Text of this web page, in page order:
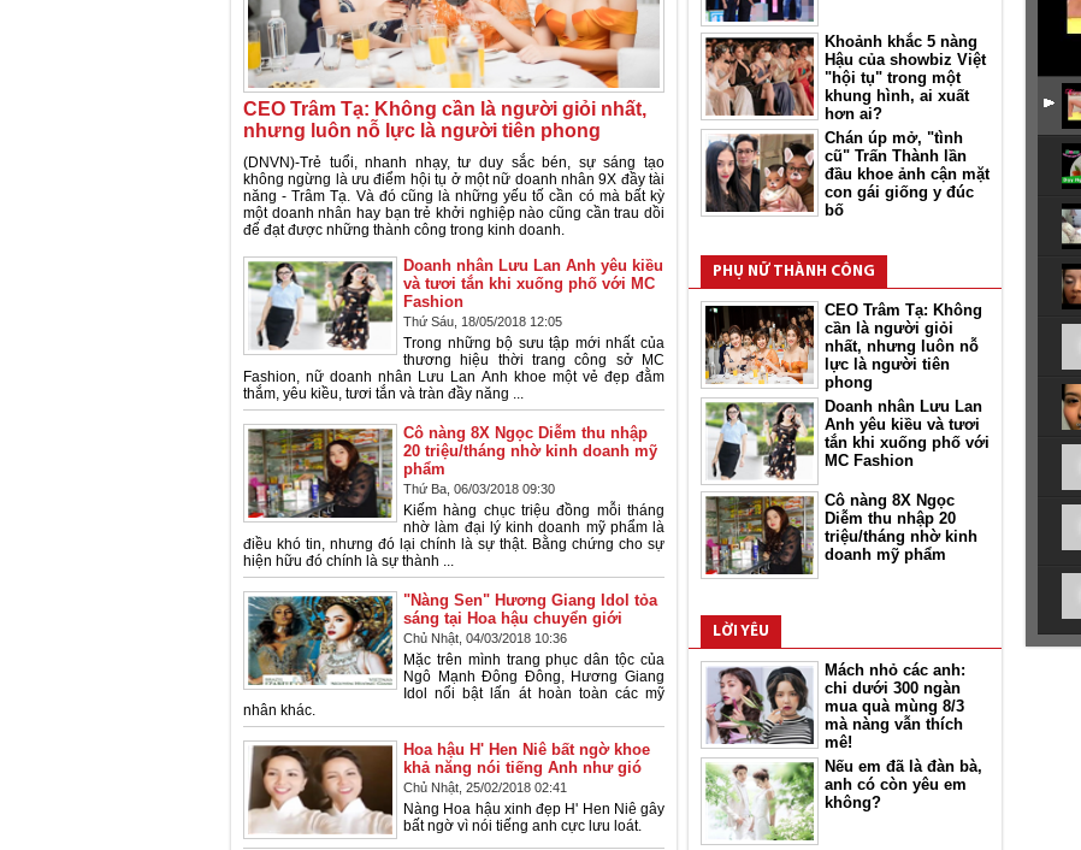
CEO Trâm Tạ: Không cần là người giỏi nhất,
nhưng luôn nỗ lực là người tiên phong
(DNVN)-Trẻ tuổi, nhanh nhạy, tư duy sắc bén, sự sáng tạo
không ngừng là ưu điểm hội tụ ở một nữ doanh nhân 9X đầy tài
năng - Trâm Tạ. Và đó cũng là những yếu tố cần có mà bất kỳ
một doanh nhân hay bạn trẻ khởi nghiệp nào cũng cần trau dồi
để đạt được những thành công trong kinh doanh.
Doanh nhân Lưu Lan Anh yêu kiều
và tươi tắn khi xuống phố với MC
Fashion
Thứ Sáu, 18/05/2018 12:05
Trong những bộ sưu tập mới nhất của
thương hiệu thời trang công sở MC
Fashion, nữ doanh nhân Lưu Lan Anh khoe một vẻ đẹp đằm
thắm, yêu kiều, tươi tắn và tràn đầy năng ...
Cô nàng 8X Ngọc Diễm thu nhập
20 triệu/tháng nhờ kinh doanh mỹ
phẩm
Thứ Ba, 06/03/2018 09:30
Kiếm hàng chục triệu đồng mỗi tháng
nhờ làm đại lý kinh doanh mỹ phẩm là
điều khó tin, nhưng đó lại chính là sự thật. Bằng chứng cho sự
hiện hữu đó chính là sự thành ...
"Nàng Sen" Hương Giang Idol tỏa
sáng tại Hoa hậu chuyển giới
Chủ Nhật, 04/03/2018 10:36
Mặc trên mình trang phục dân tộc của
Ngô Mạnh Đông Đông, Hương Giang
Idol nổi bật lấn át hoàn toàn các mỹ
nhân khác.
Hoa hậu H' Hen Niê bất ngờ khoe
khả năng nói tiếng Anh như gió
Chủ Nhật, 25/02/2018 02:41
Nàng Hoa hậu xinh đẹp H' Hen Niê gây
bất ngờ vì nói tiếng anh cực lưu loát.
Khoảnh khắc 5 nàng
Hậu của showbiz Việt
"hội tụ" trong một
khung hình, ai xuất
hơn ai?
Chán úp mở, "tình
cũ" Trấn Thành lần
đầu khoe ảnh cận mặt
con gái giống y đúc
bố
PHỤ NỮ THÀNH CÔNG
CEO Trâm Tạ: Không
cần là người giỏi
nhất, nhưng luôn nỗ
lực là người tiên
phong
Doanh nhân Lưu Lan
Anh yêu kiều và tươi
tắn khi xuống phố với
MC Fashion
Cô nàng 8X Ngọc
Diễm thu nhập 20
triệu/tháng nhờ kinh
doanh mỹ phẩm
LỜI YÊU
Mách nhỏ các anh:
chi dưới 300 ngàn
mua quà mùng 8/3
mà nàng vẫn thích
mê!
Nếu em đã là đàn bà,
anh có còn yêu em
không?